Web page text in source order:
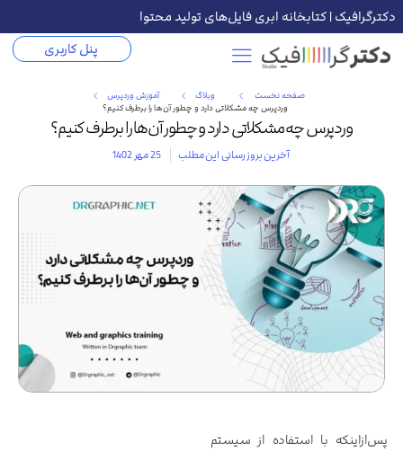
دکترگرافیک | کتابخانه ابری فایل‌های تولید محتوا
پنل کاربری
صفحه نخست وبلاگ
آموزش وردپرس
وردپرس چه مشکلاتی دارد و چطور آن‌ها را برطرف کنیم؟
وردپرس چه مشکلاتی دارد و چطور آن‌ها را برطرف کنیم؟
آخرین بروز رسانی این مطلب 25 مهر 1402
پس‌ازاینکه با استفاده از سیستم